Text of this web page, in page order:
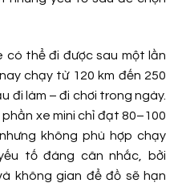
có thể đi được sau một lần
chạy từ 120 km đến 250
đi làm – đi chơi trong ngày.
xe mini chỉ đạt 80–100
không phù hợp chạy
tố đáng cân nhắc, bởi
không gian để đồ sẽ hạn